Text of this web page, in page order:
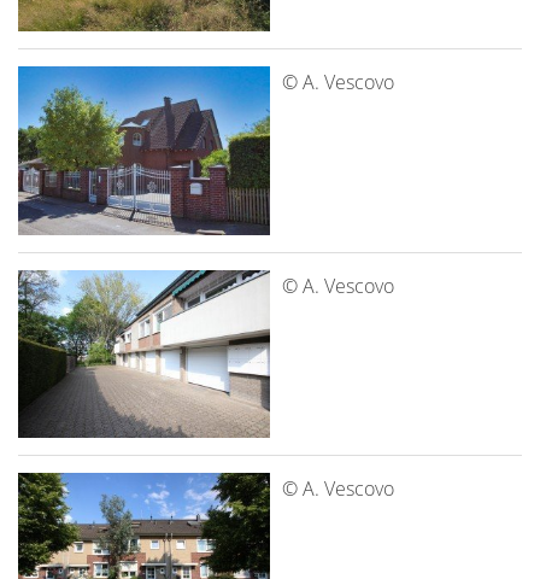
© A. Vescovo
© A. Vescovo
© A. Vescovo